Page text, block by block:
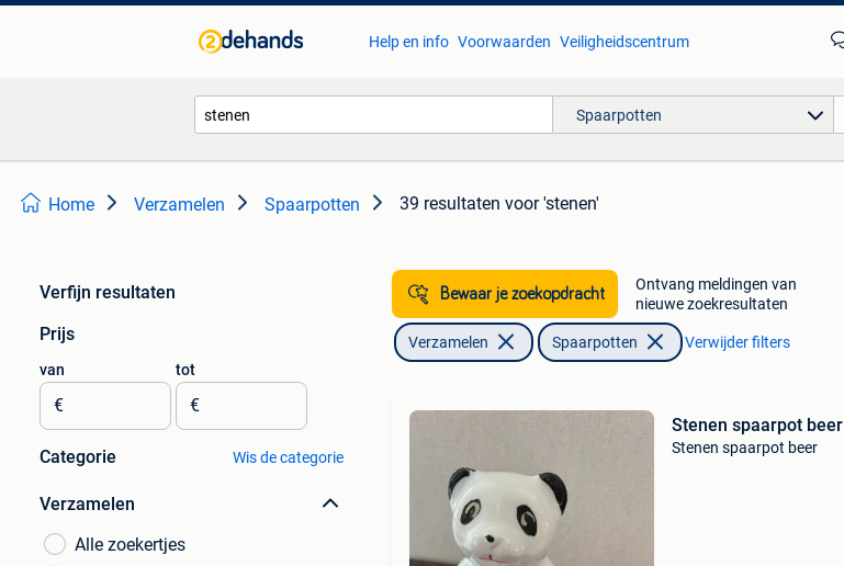
Help en info Voorwaarden Veiligheidscentrum
Spaarpotten
Home Verzamelen Spaarpotten 39 resultaten voor 'stenen'
Verfijn resultaten
Prijs
van
€
tot
€
Categorie Wis de categorie
Verzamelen
Alle zoekertjes
Bewaar je zoekopdracht
Ontvang meldingen van
nieuwe zoekresultaten
Verzamelen Spaarpotten Verwijder filters
Stenen spaarpot beer
Stenen spaarpot beer